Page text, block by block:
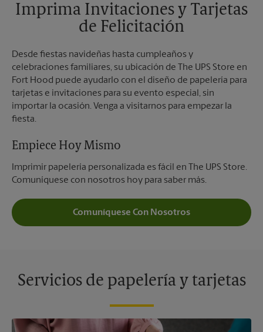
Imprima Invitaciones y Tarjetas
de Felicitación
Desde fiestas navideñas hasta cumpleaños y
celebraciones familiares, su ubicación de The UPS Store en
Fort Hood puede ayudarlo con el diseño de papelería para
tarjetas e invitaciones para su evento especial, sin
importar la ocasión. Venga a visitarnos para empezar la
fiesta.
Empiece Hoy Mismo
Imprimir papelería personalizada es fácil en The UPS Store.
Comuníquese con nosotros hoy para saber más.
Comuníquese Con Nosotros
Servicios de papelería y tarjetas